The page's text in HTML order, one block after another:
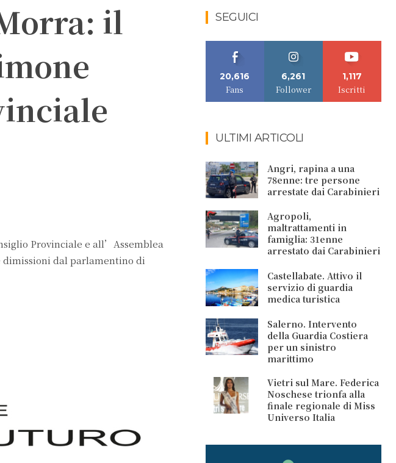
il
Provinciale e all’Assemblea
dimissioni dal parlamentino di
SEGUICI
20,616
Fans
6,261
Follower
1,117
Iscritti
ULTIMI ARTICOLI
Angri, rapina a una
78enne: tre persone
arrestate dai Carabinieri
Agropoli,
maltrattamenti in
famiglia: 31enne
arrestato dai Carabinieri
Castellabate. Attivo il
servizio di guardia
medica turistica
Salerno. Intervento
della Guardia Costiera
per un sinistro
marittimo
Vietri sul Mare. Federica
Noschese trionfa alla
finale regionale di Miss
Universo Italia